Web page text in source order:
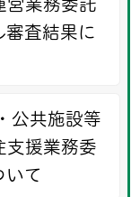
営業務委託
審査結果に
公共施設等
支援業務委
いて